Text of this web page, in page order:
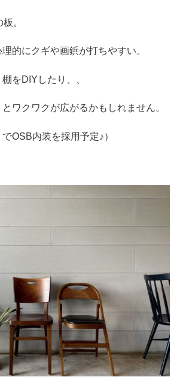
。
的にクギや画鋲が打ちやすい。
をDIYしたり、、
ワクワクが広がるかもしれません。
OSB内装を採用予定♪）